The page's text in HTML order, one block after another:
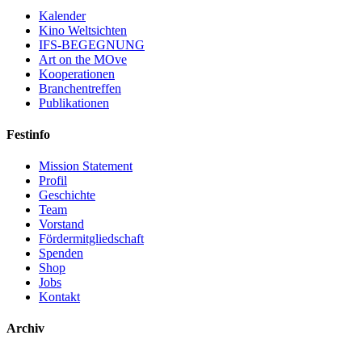
Kalender
Kino Weltsichten
IFS-BEGEGNUNG
Art on the MOve
Kooperationen
Branchentreffen
Publikationen
Festinfo
Mission Statement
Profil
Geschichte
Team
Vorstand
Fördermitgliedschaft
Spenden
Shop
Jobs
Kontakt
Archiv